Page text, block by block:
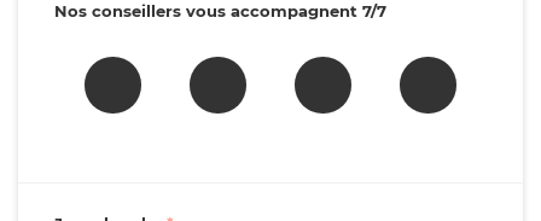
Nos conseillers vous accompagnent 7/7